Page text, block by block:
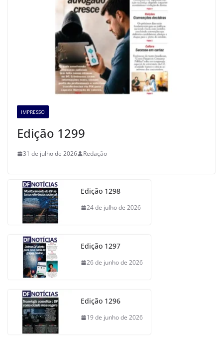
IMPRESSO
Edição 1299
31 de julho de 2026 Redação
Edição 1298
24 de julho de 2026
Edição 1297
26 de junho de 2026
Edição 1296
19 de junho de 2026